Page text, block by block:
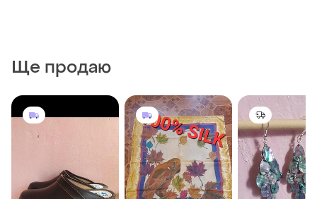
Ще продаю